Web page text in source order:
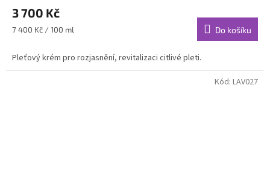
3 700 Kč
Měrná
7 400 Kč / 100 ml Do košíku
Pleťový krém pro rozjasnění, revitalizaci citlivé pleti.
Kód: LAV027